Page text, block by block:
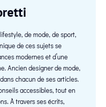
de mode, de sport,
de ces sujets se
modernes et d’une
Ancien designer de mode,
chacun de ses articles.
accessibles, tout en
À travers ses écrits,